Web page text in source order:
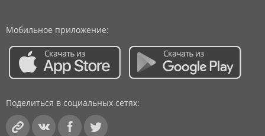
Мобильное приложение:
Поделиться в социальных сетях: